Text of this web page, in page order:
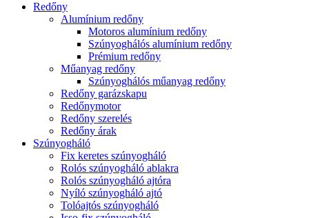
Redőny
Alumínium redőny
Motoros alumínium redőny
Szúnyoghálós alumínium redőny
Prémium redőny
Műanyag redőny
Szúnyoghálós műanyag redőny
Redőny garázskapu
Redőnymotor
Redőny szerelés
Redőny árak
Szúnyogháló
Fix keretes szúnyogháló
Rolós szúnyogháló ablakra
Rolós szúnyogháló ajtóra
Nyíló szúnyogháló ajtó
Tolóajtós szúnyogháló